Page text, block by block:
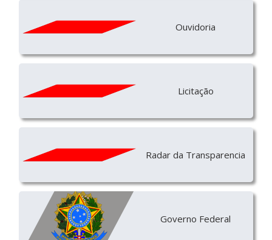
Ouvidoria
Licitação
Radar da Transparencia
Governo Federal